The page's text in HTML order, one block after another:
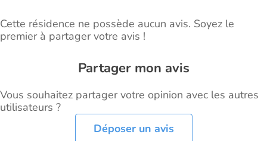
Cette résidence ne possède aucun avis. Soyez le
premier à partager votre avis !
Partager mon avis
Vous souhaitez partager votre opinion avec les autres
utilisateurs ?
Déposer un avis